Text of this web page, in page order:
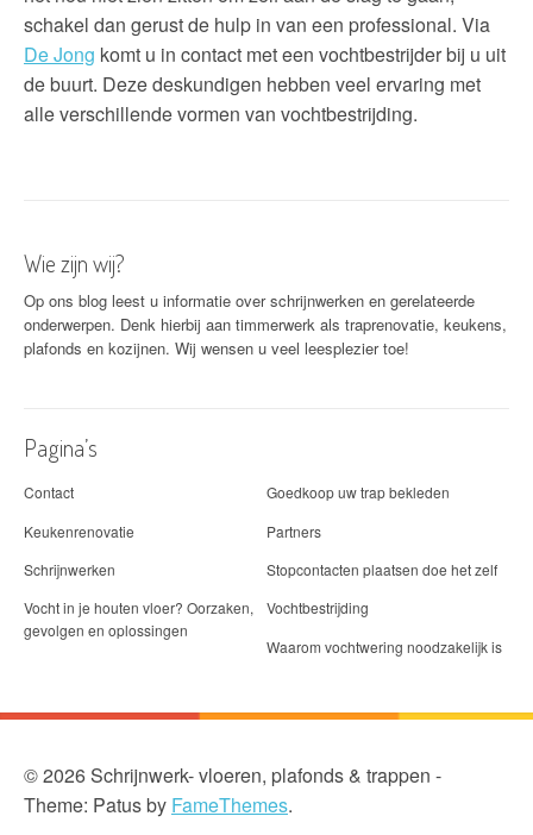
schakel dan gerust de hulp in van een professional. Via
De Jong komt u in contact met een vochtbestrijder bij u uit
de buurt. Deze deskundigen hebben veel ervaring met
alle verschillende vormen van vochtbestrijding.
Wie zijn wij?
Op ons blog leest u informatie over schrijnwerken en gerelateerde
onderwerpen. Denk hierbij aan timmerwerk als traprenovatie, keukens,
plafonds en kozijnen. Wij wensen u veel leesplezier toe!
Pagina’s
Contact
Goedkoop uw trap bekleden
Keukenrenovatie
Partners
Schrijnwerken
Stopcontacten plaatsen doe het zelf
Vocht in je houten vloer? Oorzaken,
gevolgen en oplossingen
Vochtbestrijding
Waarom vochtwering noodzakelijk is
© 2026 Schrijnwerk- vloeren, plafonds & trappen -
Theme: Patus by FameThemes.